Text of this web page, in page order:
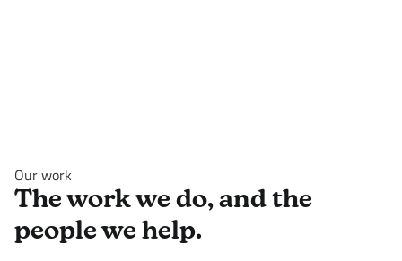
Our work
The work we do, and the
people we help.